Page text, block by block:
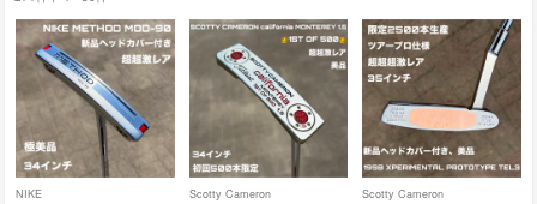
NIKE Scotty Cameron Scotty Cameron